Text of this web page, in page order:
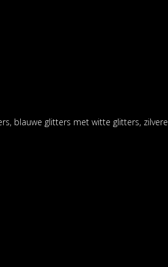
blauwe glitters met witte glitters,